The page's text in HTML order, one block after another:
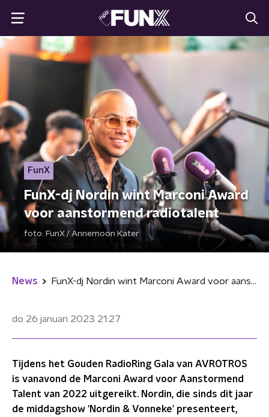
FunX
FunX-dj Nordin wint Marconi Award
voor aanstormend radiotalent
foto: FunX / Annemoon Kater
News FunX-dj Nordin wint Marconi Award voor aanstormend radiotalent
do 26 januari 2023 21:27
Tijdens het Gouden RadioRing Gala van AVROTROS
is vanavond de Marconi Award voor Aanstormend
Talent van 2022 uitgereikt. Nordin, die sinds dit jaar
de middagshow 'Nordin & Vonneke' presenteert,